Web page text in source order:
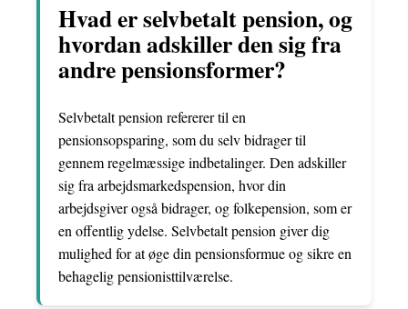
Hvad er selvbetalt pension, og
hvordan adskiller den sig fra
andre pensionsformer?
Selvbetalt pension refererer til en
pensionsopsparing, som du selv bidrager til
gennem regelmæssige indbetalinger. Den adskiller
sig fra arbejdsmarkedspension, hvor din
arbejdsgiver også bidrager, og folkepension, som er
en offentlig ydelse. Selvbetalt pension giver dig
mulighed for at øge din pensionsformue og sikre en
behagelig pensionisttilværelse.